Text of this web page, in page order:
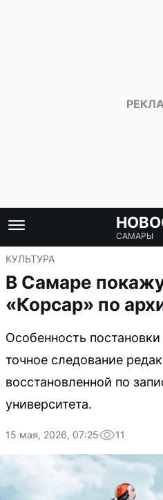
САМАРЫ
КУЛЬТУРА
В Самаре
«Корсар» по
Особенность
точное следование
восстановленной по
университета.
15 мая, 2026, 07:25 11